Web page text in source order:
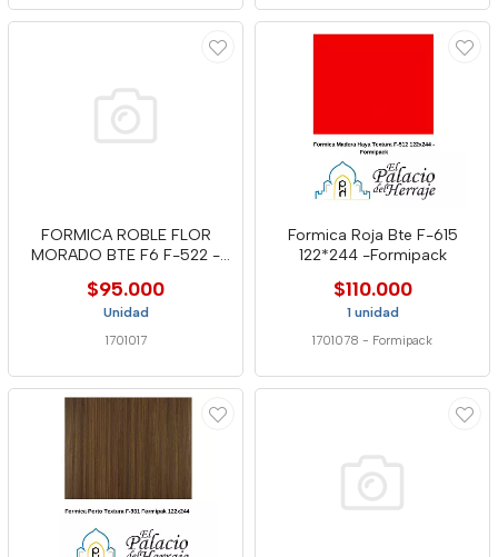
FORMICA ROBLE FLOR
MORADO BTE F6 F-522 -
$95.000
Unidad
1701017
Formica Roja Bte F-615
122*244 -Formipack
$110.000
1 unidad
1701078 - Formipack